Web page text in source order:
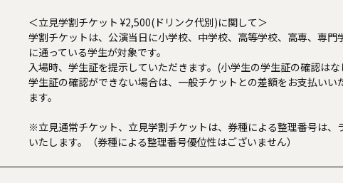
＜立見学割チケット ¥2,500(ドリンク代別)に関して＞
学割チケットは、公演当日に小学校、中学校、高等学校、高専、専門
に通っている学生が対象です。
入場時、学生証を提示していただきます。(小学生の学生証の確認はな
学生証の確認ができない場合は、一般チケットとの差額をお支払いい
ます。
※立見通常チケット、立見学割チケットは、券種による整理番号は、
いたします。（券種による整理番号優位性はございません）